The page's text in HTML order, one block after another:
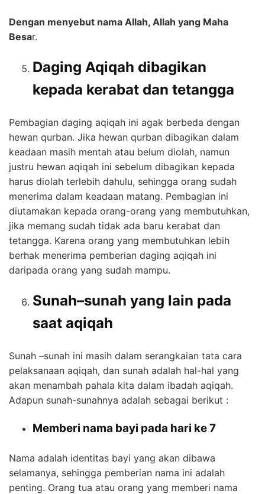
Dengan menyebut nama Allah, Allah yang Maha
Besar.
Daging Aqiqah dibagikan
kepada kerabat dan tetangga
Pembagian daging aqiqah ini agak berbeda dengan
hewan qurban. Jika hewan qurban dibagikan dalam
keadaan masih mentah atau belum diolah, namun
justru hewan aqiqah ini sebelum dibagikan kepada
harus diolah terlebih dahulu, sehingga orang sudah
menerima dalam keadaan matang. Pembagian ini
diutamakan kepada orang-orang yang membutuhkan,
jika memang sudah tidak ada baru kerabat dan
tetangga. Karena orang yang membutuhkan lebih
berhak menerima pemberian daging aqiqah ini
daripada orang yang sudah mampu.
Sunah–sunah yang lain pada
saat aqiqah
Sunah –sunah ini masih dalam serangkaian tata cara
pelaksanaan aqiqah, dan sunah adalah hal-hal yang
akan menambah pahala kita dalam ibadah aqiqah.
Adapun sunah-sunahnya adalah sebagai berikut :
Memberi nama bayi pada hari ke 7
Nama adalah identitas bayi yang akan dibawa
selamanya, sehingga pemberian nama ini adalah
penting. Orang tua atau orang yang memberi nama